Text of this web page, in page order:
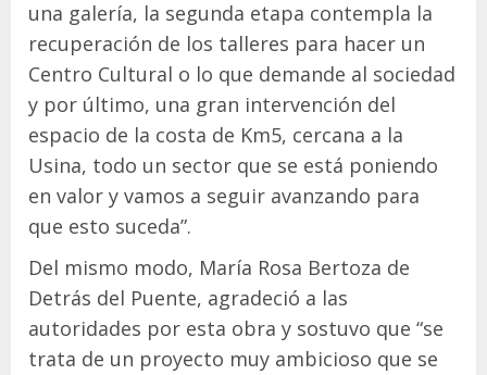
una galería, la segunda etapa contempla la
recuperación de los talleres para hacer un
Centro Cultural o lo que demande al sociedad
y por último, una gran intervención del
espacio de la costa de Km5, cercana a la
Usina, todo un sector que se está poniendo
en valor y vamos a seguir avanzando para
que esto suceda”.
Del mismo modo, María Rosa Bertoza de
Detrás del Puente, agradeció a las
autoridades por esta obra y sostuvo que “se
trata de un proyecto muy ambicioso que se